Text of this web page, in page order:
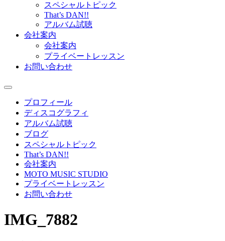
スペシャルトピック
That’s DAN!!
アルバム試聴
会社案内
会社案内
プライベートレッスン
お問い合わせ
プロフィール
ディスコグラフィ
アルバム試聴
ブログ
スペシャルトピック
That’s DAN!!
会社案内
MOTO MUSIC STUDIO
プライベートレッスン
お問い合わせ
IMG_7882